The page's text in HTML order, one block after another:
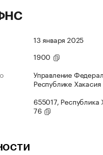
13 января 2025
1900
Управление
Республике Хакасия
655017, Республика
76